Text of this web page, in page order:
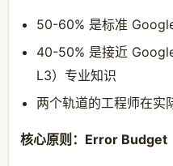
50-60% 是标准
40-50% 是接近
L3）专业知识
两个轨道的工程师在实
核心原则：Error Budget